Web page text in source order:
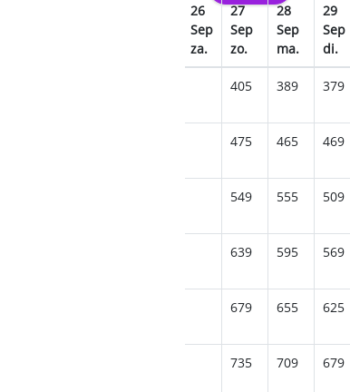
26
Sep
za.
27
Sep
zo.
28
Sep
ma.
29
Sep
di.
405 389 379
475 465 469
549 555 509
639 595 569
679 655 625
735 709 679